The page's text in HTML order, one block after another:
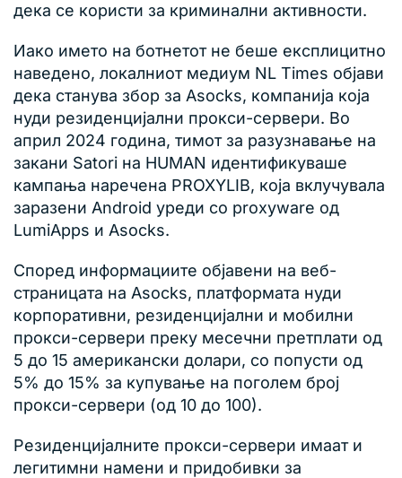
дека се користи за криминални активности.
Иако името на ботнетот не беше експлицитно
наведено, локалниот медиум NL Times објави
дека станува збор за Asocks, компанија која
нуди резиденцијални прокси-сервери. Во
април 2024 година, тимот за разузнавање на
закани Satori на HUMAN идентификуваше
кампања наречена PROXYLIB, која вклучувала
заразени Android уреди со proxyware од
LumiApps и Asocks.
Според информациите објавени на веб-
страницата на Asocks, платформата нуди
корпоративни, резиденцијални и мобилни
прокси-сервери преку месечни претплати од
5 до 15 американски долари, со попусти од
5% до 15% за купување на поголем број
прокси-сервери (од 10 до 100).
Резиденцијалните прокси-сервери имаат и
легитимни намени и придобивки за